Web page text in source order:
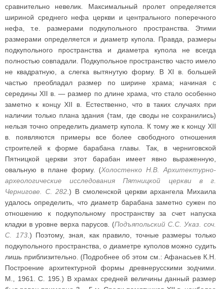
сравнительно невелик. Максимальный пролет определяется
шириной среднего нефа церкви и центрального поперечного
нефа, т.е. размерами подкупольного пространства. Этими
размерами определяется и диаметр купола. Правда, размеры
подкупольного пространства и диаметра купола не всегда
полностью совпадали. Подкупольное пространство часто имело
не квадратную, а слегка вытянутую форму. В XI в. большей
частью преобладал размер по ширине храма; начиная с
середины XII в. — размер по длине храма, что стало особенно
заметно к концу XII в. Естественно, что в таких случаях при
наличии только плана здания (там, где своды не сохранились)
нельзя точно определить диаметр купола. К тому же к концу XII
в. появляются примеры все более свободного отношения
строителей к форме барабана главы. Так, в черниговской
Пятницкой церкви этот барабан имеет явно выраженную,
овальную в плане форму. (Холостенко Н.В. Архитектурно-
археологические исследования Пятницкой церкви в г.
Чернигове. С. 282 .) В смоленской церкви архангела Михаила
удалось определить, что диаметр барабана заметно сужен по
отношению к подкупольному пространству за счет напуска
кладки в уровне верха парусов. (Подъяпольский С.С. Указ. соч.
С. 173.) Поэтому, зная, как правило, точные размеры только
подкупольного пространства, о диаметре куполов можно судить
лишь приблизительно. (Подробнее об этом см.: Афанасьев К.Н.
Построение архитектурной формы древнерусскими зодчими.
М., 1961. С. 195.) В храмах средней величины данный размер